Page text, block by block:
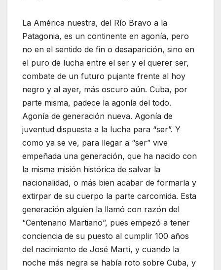
La América nuestra, del Río Bravo a la
Patagonia, es un continente en agonía, pero
no en el sentido de fin o desaparición, sino en
el puro de lucha entre el ser y el querer ser,
combate de un futuro pujante frente al hoy
negro y al ayer, más oscuro aún. Cuba, por
parte misma, padece la agonía del todo.
Agonía de generación nueva. Agonía de
juventud dispuesta a la lucha para “ser”. Y
como ya se ve, para llegar a “ser” vive
empeñada una generación, que ha nacido con
la misma misión histórica de salvar la
nacionalidad, o más bien acabar de formarla y
extirpar de su cuerpo la parte carcomida. Esta
generación alguien la llamó con razón del
“Centenario Martiano”, pues empezó a tener
conciencia de su puesto al cumplir 100 años
del nacimiento de José Martí, y cuando la
noche más negra se había roto sobre Cuba, y